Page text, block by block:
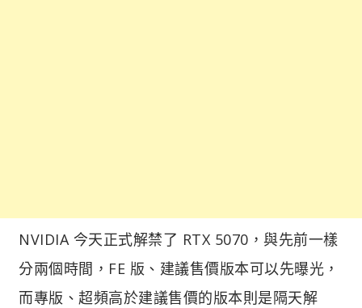
NVIDIA 今天正式解禁了 RTX 5070，與先前一樣
分兩個時間，FE 版、建議售價版本可以先曝光，
而專版、超頻高於建議售價的版本則是隔天解